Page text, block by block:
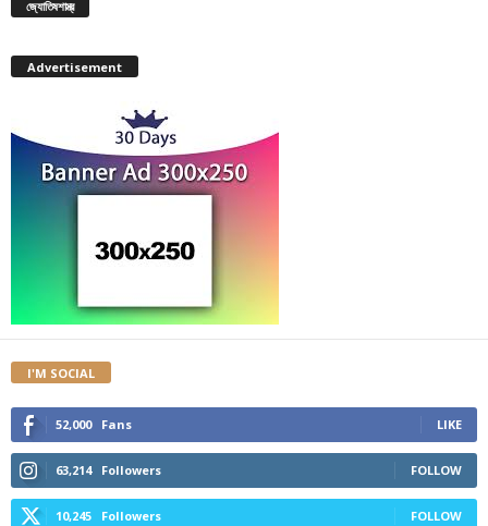
জ্যোতিষশাস্ত্র
Advertisement
I'M SOCIAL
52,000 Fans LIKE
63,214 Followers FOLLOW
10,245 Followers FOLLOW